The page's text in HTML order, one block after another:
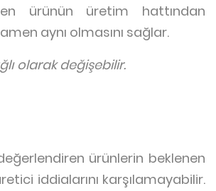
ürünün üretim hattından
aynı olmasını sağlar.
olarak değişebilir.
ürünlerin beklenen
iddialarını karşılamayabilir.